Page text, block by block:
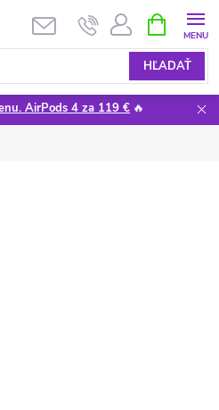
HĽADAŤ
KOŠÍK
AirPods 4 za 119 € 🔥